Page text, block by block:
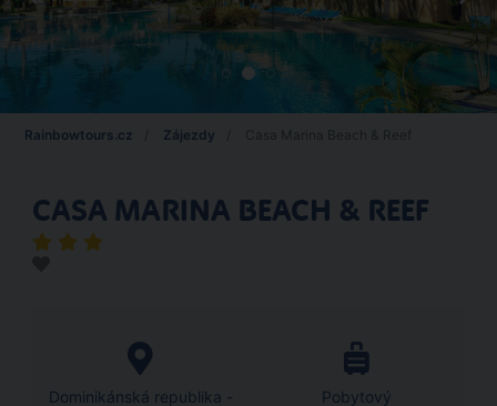
Rainbowtours.cz Zájezdy
CASA MARINA BEACH & REEF
Dominikánská republika -
Pobytový